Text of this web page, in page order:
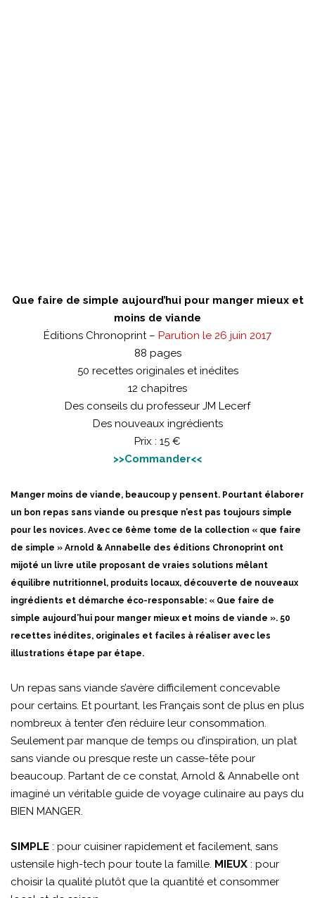
Que faire de simple aujourd’hui pour manger mieux et
moins de viande
Éditions Chronoprint – Parution le 26 juin 2017
88 pages
50 recettes originales et inédites
12 chapitres
Des conseils du professeur JM Lecerf
Des nouveaux ingrédients
Prix : 15 €
>>Commander<<
Manger moins de viande, beaucoup y pensent. Pourtant élaborer
un bon repas sans viande ou presque n’est pas toujours simple
pour les novices. Avec ce 6ème tome de la collection « que faire
de simple » Arnold & Annabelle des éditions Chronoprint ont
mijoté un livre utile proposant de vraies solutions mêlant
équilibre nutritionnel, produits locaux, découverte de nouveaux
ingrédients et démarche éco-responsable: « Que faire de
simple aujourd’hui pour manger mieux et moins de viande ». 50
recettes inédites, originales et faciles à réaliser avec les
illustrations étape par étape.
Un repas sans viande s’avère difficilement concevable
pour certains. Et pourtant, les Français sont de plus en plus
nombreux à tenter d’en réduire leur consommation.
Seulement par manque de temps ou d’inspiration, un plat
sans viande ou presque reste un casse-tête pour
beaucoup. Partant de ce constat, Arnold & Annabelle ont
imaginé un véritable guide de voyage culinaire au pays du
BIEN MANGER.
SIMPLE : pour cuisiner rapidement et facilement, sans
ustensile high-tech pour toute la famille. MIEUX : pour
choisir la qualité plutôt que la quantité et consommer